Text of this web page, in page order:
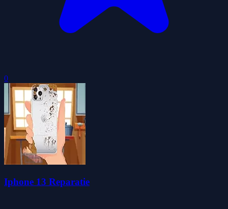
0
Iphone 13 Reparatie